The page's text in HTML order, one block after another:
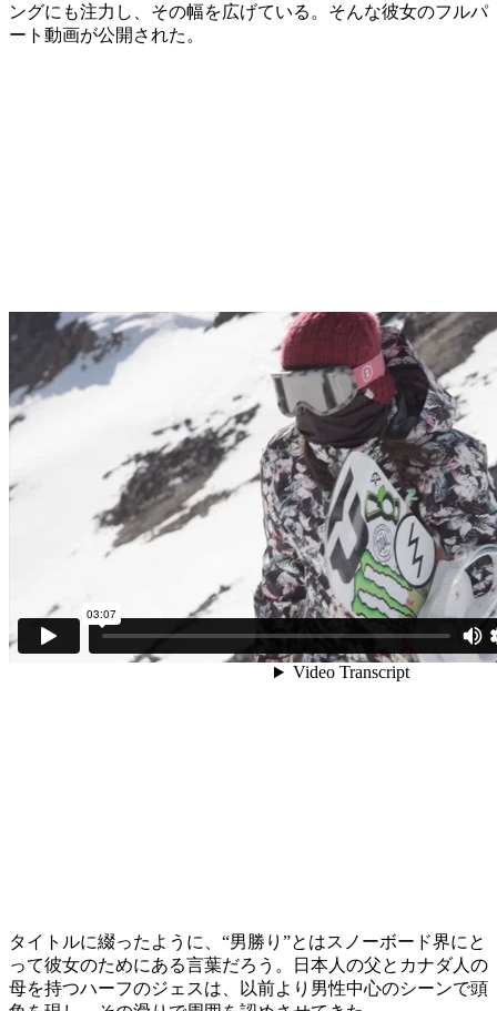
ングにも注力し、その幅を広げている。そんな彼女のフルパ
ート動画が公開された。
タイトルに綴ったように、“男勝り”とはスノーボード界にと
って彼女のためにある言葉だろう。日本人の父とカナダ人の
母を持つハーフのジェスは、以前より男性中心のシーンで頭